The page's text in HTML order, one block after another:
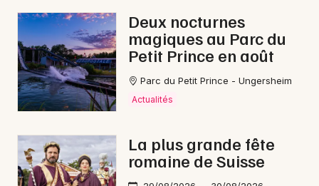
Deux nocturnes
magiques au Parc du
Petit Prince en août
Parc du Petit Prince - Ungersheim
Actualités
La plus grande fête
romaine de Suisse